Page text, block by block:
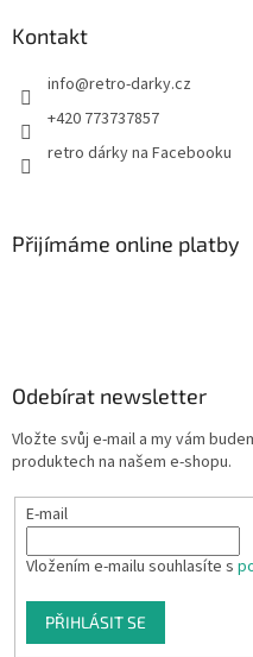
Kontakt
info@retro-darky.cz
+420 773737857
retro dárky na Facebooku
Přijímáme online platby
Odebírat newsletter
Vložte svůj e-mail a my vám
produktech na našem e-shopu.
E-mail
Vložením e-mailu souhlasíte s
PŘIHLÁSIT SE